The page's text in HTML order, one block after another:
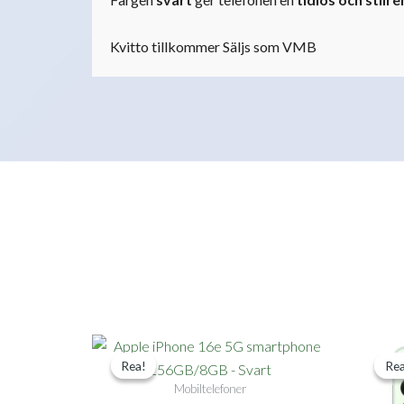
Kvitto tillkommer Säljs som VMB
Rea!
Rea!
Mobiltelefoner
Det
ursprungliga
priset
Det